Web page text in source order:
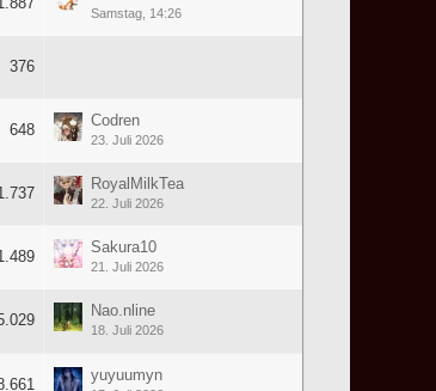
Samstag, 14:26
376
648
Codren
23. Juli 2026
RoyalMilkTea
22. Juli 2026
Sakura10
21. Juli 2026
Nao.nline
18. Juli 2026
yuyuumyn